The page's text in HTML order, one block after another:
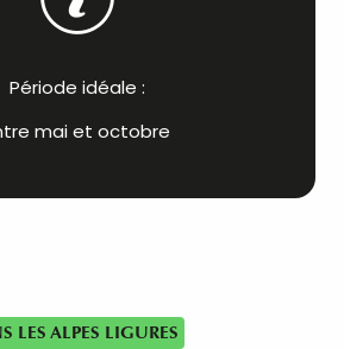
Période idéale :
mai et octobre
LES ALPES LIGURES